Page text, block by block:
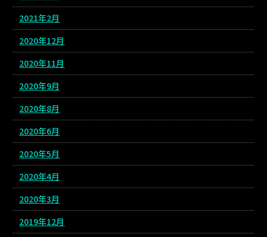
2021年2月
2020年12月
2020年11月
2020年9月
2020年8月
2020年6月
2020年5月
2020年4月
2020年3月
2019年12月